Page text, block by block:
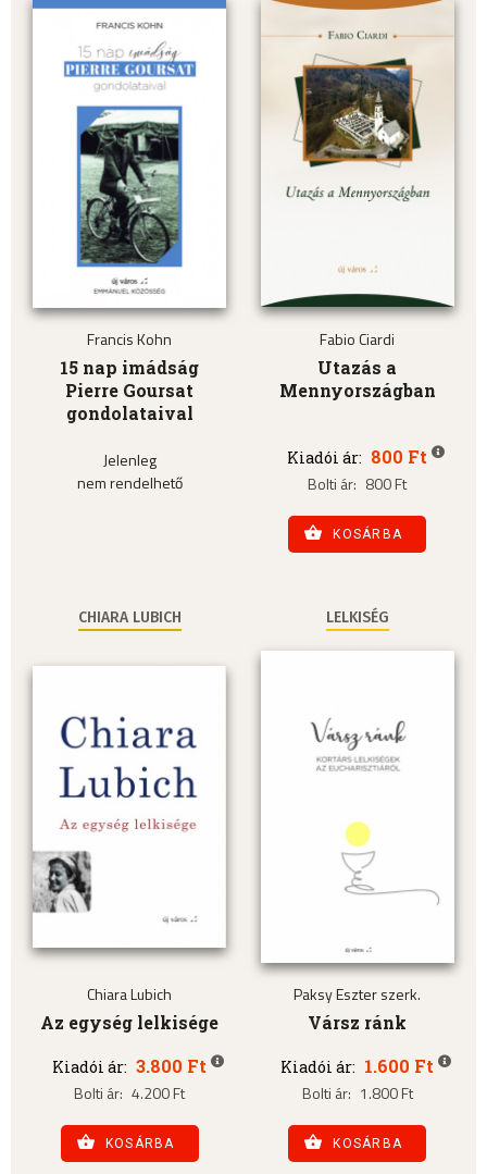
Francis Kohn
15 nap imádság
Pierre Goursat
gondolataival
Jelenleg
nem rendelhető
Fabio Ciardi
Utazás a
Mennyországban
Kiadói ár: 800 Ft
Bolti ár: 800 Ft
KOSÁRBA
CHIARA LUBICH
Chiara Lubich
Az egység lelkisége
Kiadói ár: 3.800 Ft
Bolti ár: 4.200 Ft
KOSÁRBA
LELKISÉG
Paksy Eszter szerk.
Vársz ránk
Kiadói ár: 1.600 Ft
Bolti ár: 1.800 Ft
KOSÁRBA